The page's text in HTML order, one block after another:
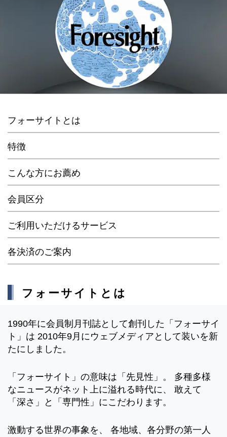
フォーサイトとは
特徴
こんな方にお薦め
会員区分
ご利用いただけるサービス
各決済のご案内
フォーサイトとは
1990年に会員制月刊誌として創刊した「フォーサイ
ト」は 2010年9月にウェブメディアとして装いを新
たにしました。
「フォーサイト」の意味は「先見性」。 多種多様
なニュースがネット上に溢れる時代に、 敢えて
「深さ」と「専門性」にこだわります。
激動する世界の事象を、 各地域、各分野の第一人